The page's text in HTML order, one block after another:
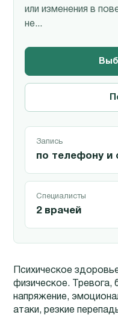
или изменения в
не...
Запись
по телефону и
Специалисты
2 врачей
Психическое
физическое. Тревога,
напряжение,
атаки, резкие